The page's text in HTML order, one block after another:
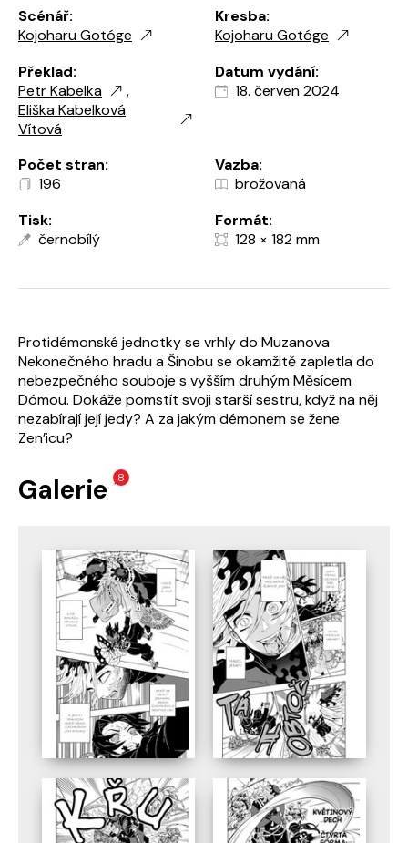
Scénář:
Kojoharu Gotóge
Kresba:
Kojoharu Gotóge
Překlad:
Petr Kabelka
,
Eliška Kabelková
Vítová
Datum vydání:
18. červen 2024
Počet stran:
196
Vazba:
brožovaná
Tisk:
černobílý
Formát:
128 × 182 mm
Protidémonské jednotky se vrhly do Muzanova
Nekonečného hradu a Šinobu se okamžitě zapletla do
nebezpečného souboje s vyšším druhým Měsícem
Dómou. Dokáže pomstít svoji starší sestru, když na něj
nezabírají její jedy? A za jakým démonem se žene
Zen’icu?
Galerie 8